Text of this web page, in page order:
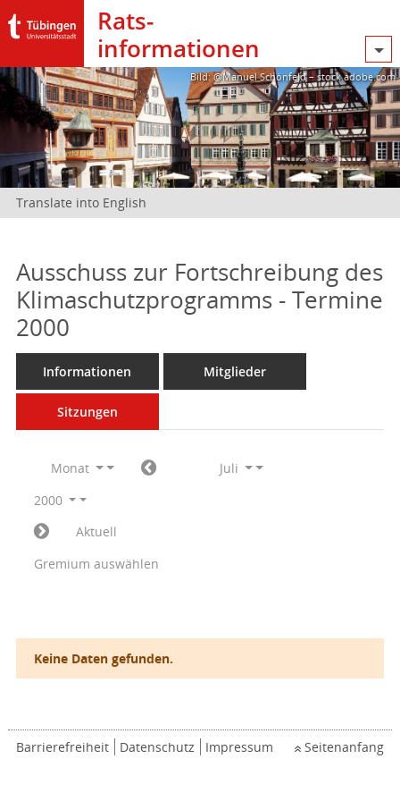
Rats­
informationen
Bild: @Manuel Schönfeld – stock.adobe.com
Translate into English
Ausschuss zur Fortschreibung des
Klimaschutzprogramms - Termine
2000
Informationen Mitglieder
Sitzungen
Monat
Juli
2000
Aktuell
Gremium auswählen
Keine Daten gefunden.
Barrierefreiheit Datenschutz Impressum Seitenanfang